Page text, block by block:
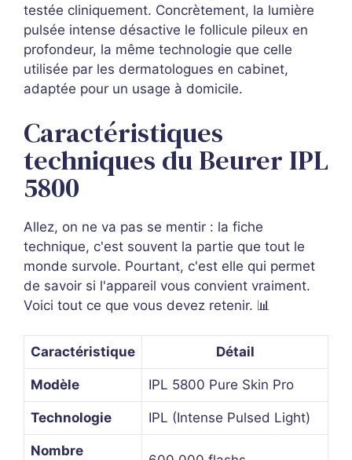
testée cliniquement. Concrètement, la lumière
pulsée intense désactive le follicule pileux en
profondeur, la même technologie que celle
utilisée par les dermatologues en cabinet,
adaptée pour un usage à domicile.
Caractéristiques
techniques du Beurer IPL
5800
Allez, on ne va pas se mentir : la fiche
technique, c'est souvent la partie que tout le
monde survole. Pourtant, c'est elle qui permet
de savoir si l'appareil vous convient vraiment.
Voici tout ce que vous devez retenir. 📊
Caractéristique Détail
Modèle IPL 5800 Pure Skin Pro
Technologie IPL (Intense Pulsed Light)
Nombre